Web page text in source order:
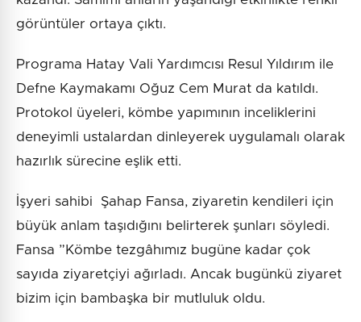
görüntüler ortaya çıktı.
Programa Hatay Vali Yardımcısı Resul Yıldırım ile
Defne Kaymakamı Oğuz Cem Murat da katıldı.
Protokol üyeleri, kömbe yapımının inceliklerini
deneyimli ustalardan dinleyerek uygulamalı olarak
hazırlık sürecine eşlik etti.
İşyeri sahibi Şahap Fansa, ziyaretin kendileri için
büyük anlam taşıdığını belirterek şunları söyledi.
Fansa ”Kömbe tezgâhımız bugüne kadar çok
sayıda ziyaretçiyi ağırladı. Ancak bugünkü ziyaret
bizim için bambaşka bir mutluluk oldu.